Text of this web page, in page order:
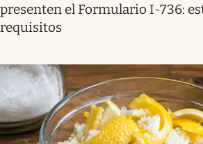
presenten el Formulario I-736:
requisitos